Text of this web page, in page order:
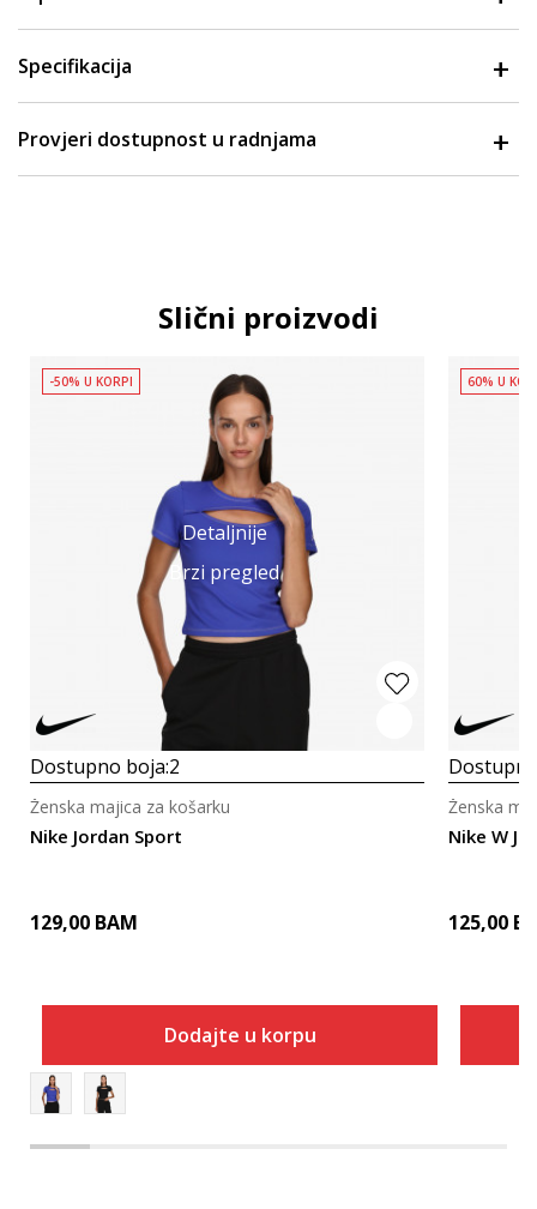
Specifikacija
Provjeri dostupnost u radnjama
Slični proizvodi
Detaljnije
Brzi pregled
-50% U KORPI
Dostupno boja:2
Nike Jordan Sport
Ženska majica za košarku
129,00 BAM
Dodajte u korpu
60% U
Nike W J
Ženska
125,00